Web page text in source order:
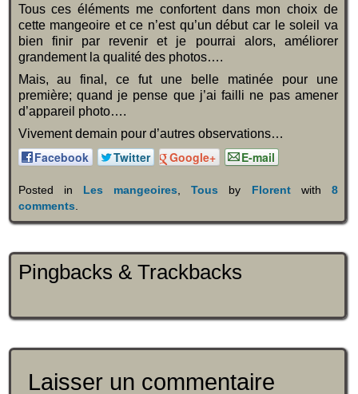
Tous ces éléments me confortent dans mon choix de
cette mangeoire et ce n’est qu’un début car le soleil va
bien finir par revenir et je pourrai alors, améliorer
grandement la qualité des photos….
Mais, au final, ce fut une belle matinée pour une
première; quand je pense que j’ai failli ne pas amener
d’appareil photo….
Vivement demain pour d’autres observations…
Facebook Twitter Google+ E-mail
Posted in Les mangeoires,Tous by Florentwith 8
comments.
Pingbacks & Trackbacks
Laisser un commentaire